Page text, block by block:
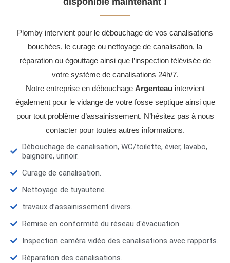
Plomby intervient pour le débouchage de vos canalisations
bouchées, le curage ou nettoyage de canalisation, la
réparation ou égouttage ainsi que l’inspection télévisée de
votre système de canalisations 24h/7.
Notre entreprise en débouchage Argenteauintervient
également pour le vidange de votre fosse septique ainsi que
pour tout problème d’assainissement. N’hésitez pas à nous
contacter pour toutes autres informations.
Débouchage de canalisation, WC/toilette, évier, lavabo,
baignoire, urinoir.
Curage de canalisation.
Nettoyage de tuyauterie.
travaux d’assainissement divers.
Remise en conformité du réseau d'évacuation.
Inspection caméra vidéo des canalisations avec rapports.
Réparation des canalisations.